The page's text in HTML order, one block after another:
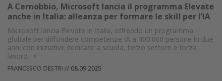
A Cernobbio, Microsoft lancia il programma Elevate
anche in Italia: alleanza per formare le skill per l’IA
Microsoft lancia Elevate in Italia, offrendo un programma
globale per diffondere competenze IA a 400.000 persone in due
anni con iniziative dedicate a scuola, terzo settore e forza
lavoro. »
FRANCESCO DESTRI // 08.09.2025